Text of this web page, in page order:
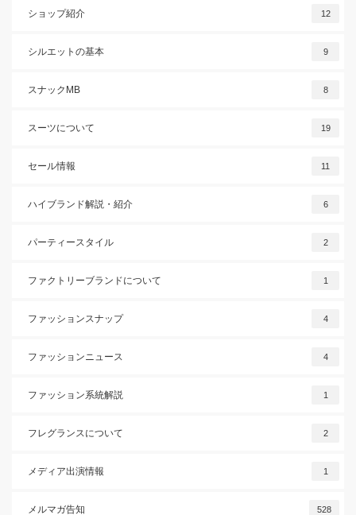
ショップ紹介 12
シルエットの基本 9
スナックMB 8
スーツについて 19
セール情報 11
ハイブランド解説・紹介 6
パーティースタイル 2
ファクトリーブランドについて 1
ファッションスナップ 4
ファッションニュース 4
ファッション系統解説 1
フレグランスについて 2
メディア出演情報 1
メルマガ告知 528